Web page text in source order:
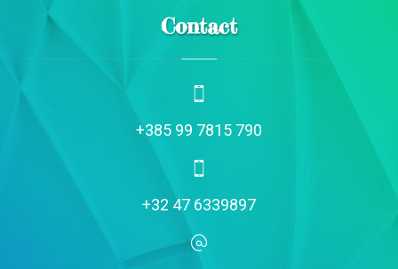
Contact
+385 99 7815 790
+32 47 6339897